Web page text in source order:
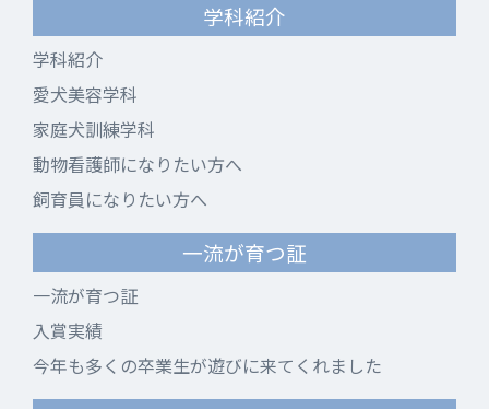
学科紹介
学科紹介
愛犬美容学科
家庭犬訓練学科
動物看護師になりたい方へ
飼育員になりたい方へ
一流が育つ証
一流が育つ証
入賞実績
今年も多くの卒業生が遊びに来てくれました